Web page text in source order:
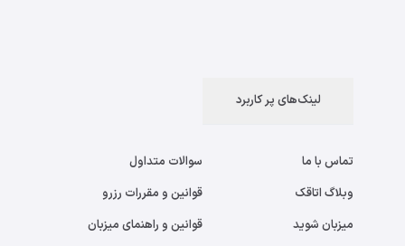
لینک‌های پر کاربرد
تماس با ما
وبلاگ اتاقک
میزبان شوید
سوالات متداول
قوانین و مقررات رزرو
قوانین و راهنمای میزبان